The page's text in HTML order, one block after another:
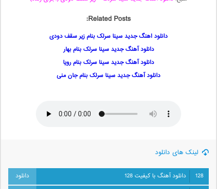
Related Posts:
دانلود اهنگ جدید سینا سرلک بنام زیر سقف دودی
دانلود آهنگ جدید سینا سرلک بنام بهار
دانلود آهنگ جدید سینا سرلک بنام رویا
دانلود آهنگ جدید سینا سرلک بنام جان منی
لینک های دانلود
128
دانلود آهنگ با کیفیت 128